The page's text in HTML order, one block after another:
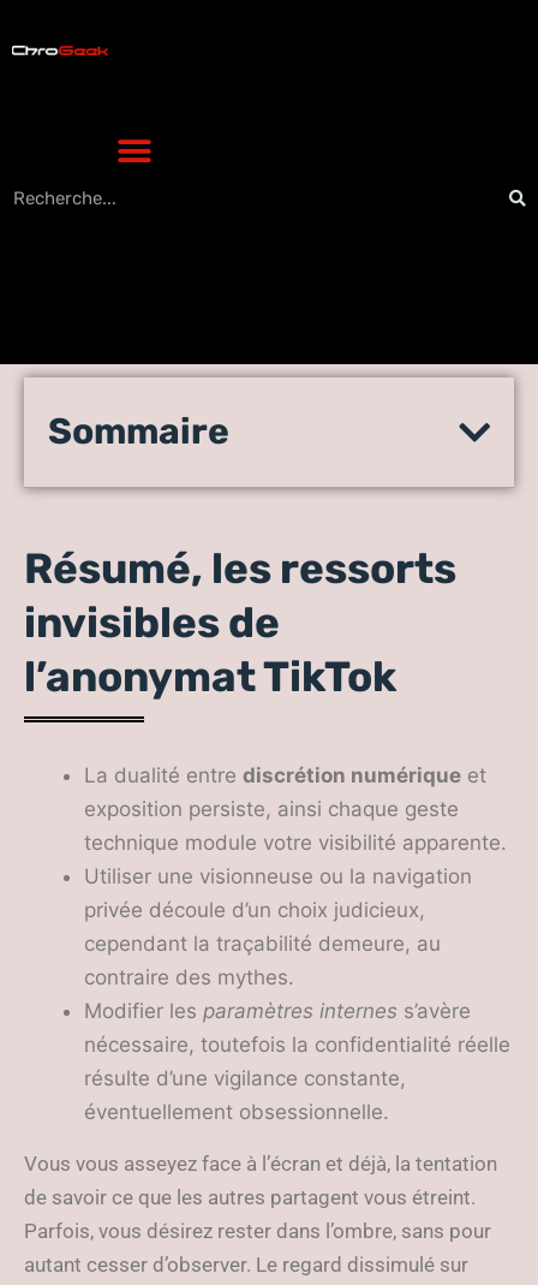
Voir compte TikTok anonyme
préserver la confidentialité
Sommaire
Résumé, les ressorts
invisibles de
l’anonymat TikTok
La dualité entre discrétion numérique et
exposition persiste, ainsi chaque geste
technique module votre visibilité apparente.
Utiliser une visionneuse ou la navigation
privée découle d’un choix judicieux,
cependant la traçabilité demeure, au
contraire des mythes.
Modifier les paramètres internes s’avère
nécessaire, toutefois la confidentialité réelle
résulte d’une vigilance constante,
éventuellement obsessionnelle.
Vous vous asseyez face à l’écran et déjà, la tentation
de savoir ce que les autres partagent vous étreint.
Parfois, vous désirez rester dans l’ombre, sans pour
autant cesser d’observer. Le regard dissimulé sur